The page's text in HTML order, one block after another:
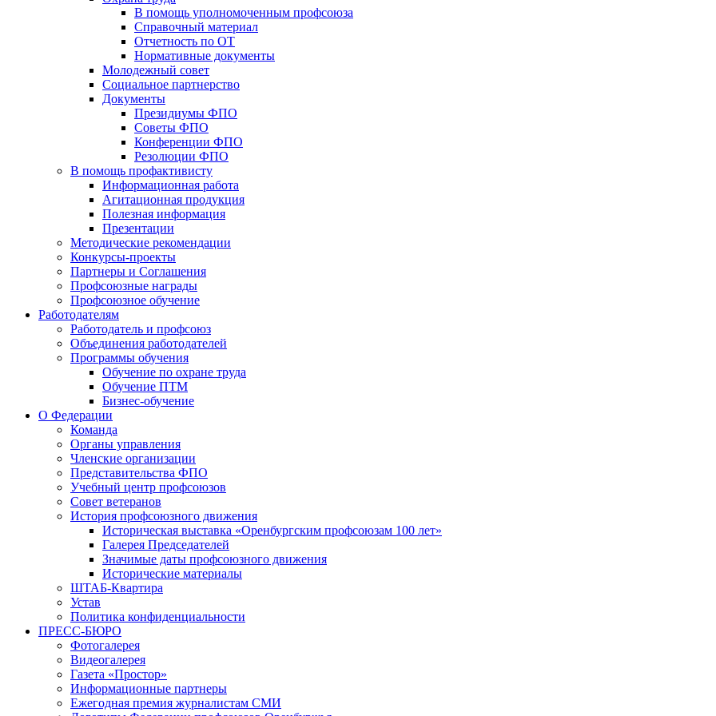
В помощь уполномоченным профсоюза
Справочный материал
Отчетность по ОТ
Нормативные документы
Молодежный совет
Социальное партнерство
Документы
Президиумы ФПО
Советы ФПО
Конференции ФПО
Резолюции ФПО
В помощь профактивисту
Информационная работа
Агитационная продукция
Полезная информация
Презентации
Методические рекомендации
Конкурсы-проекты
Партнеры и Соглашения
Профсоюзные награды
Профсоюзное обучение
Работодателям
Работодатель и профсоюз
Объединения работодателей
Программы обучения
Обучение по охране труда
Обучение ПТМ
Бизнес-обучение
О Федерации
Команда
Органы управления
Членские организации
Представительства ФПО
Учебный центр профсоюзов
Совет ветеранов
История профсоюзного движения
Историческая выставка «Оренбургским профсоюзам 100 лет»
Галерея Председателей
Значимые даты профсоюзного движения
Исторические материалы
ШТАБ-Квартира
Устав
Политика конфиденциальности
ПРЕСС-БЮРО
Фотогалерея
Видеогалерея
Газета «Простор»
Информационные партнеры
Ежегодная премия журналистам СМИ